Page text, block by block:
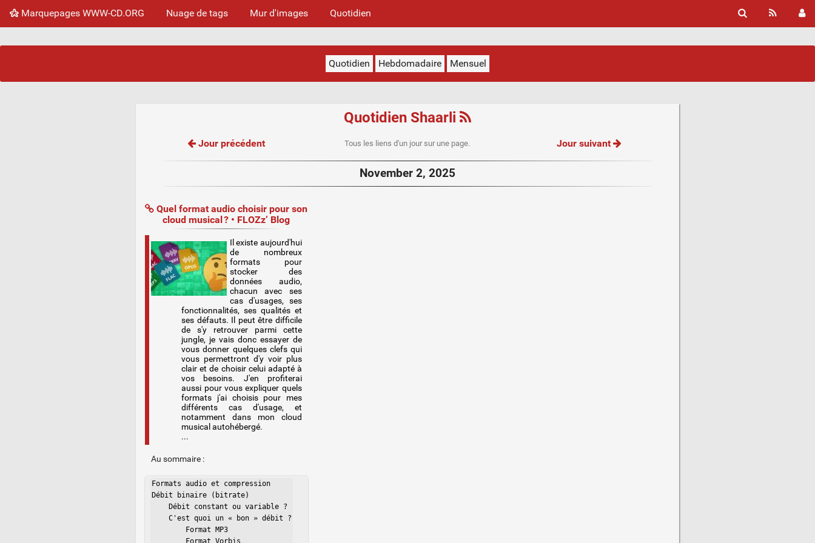
Marquepages WWW-CD.ORG Nuage de tags Mur d'images Quotidien
Quotidien Hebdomadaire Mensuel
Quotidien Shaarli
Jour précédent Tous les liens d'un jour sur une page. Jour suivant
November 2, 2025
Quel format audio choisir pour son
cloud musical ? • FLOZzʼ Blog
Il existe aujourd'hui
de nombreux
formats pour
stocker des
données audio,
chacun avec ses
cas d'usages, ses
fonctionnalités, ses qualités et
ses défauts. Il peut être difficile
de s'y retrouver parmi cette
jungle, je vais donc essayer de
vous donner quelques clefs qui
vous permettront d'y voir plus
clair et de choisir celui adapté à
vos besoins. J'en profiterai
aussi pour vous expliquer quels
formats j'ai choisis pour mes
différents cas d'usage, et
notamment dans mon cloud
musical autohébergé.
...
Au sommaire :
Formats audio et compression
Débit binaire (bitrate)
    Débit constant ou variable ?
    C'est quoi un « bon » débit ?
        Format MP3